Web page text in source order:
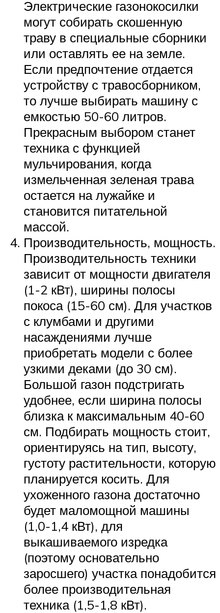
Электрические газонокосилки
могут собирать скошенную
траву в специальные сборники
или оставлять ее на земле.
Если предпочтение отдается
устройству с травосборником,
то лучше выбирать машину с
емкостью 50-60 литров.
Прекрасным выбором станет
техника с функцией
мульчирования, когда
измельченная зеленая трава
остается на лужайке и
становится питательной
массой.
Производительность, мощность.
Производительность техники
зависит от мощности двигателя
(1-2 кВт), ширины полосы
покоса (15-60 см). Для участков
с клумбами и другими
насаждениями лучше
приобретать модели с более
узкими деками (до 30 см).
Большой газон подстригать
удобнее, если ширина полосы
близка к максимальным 40-60
см. Подбирать мощность стоит,
ориентируясь на тип, высоту,
густоту растительности, которую
планируется косить. Для
ухоженного газона достаточно
будет маломощной машины
(1,0-1,4 кВт), для
выкашиваемого изредка
(поэтому основательно
заросшего) участка понадобится
более производительная
техника (1,5-1,8 кВт).